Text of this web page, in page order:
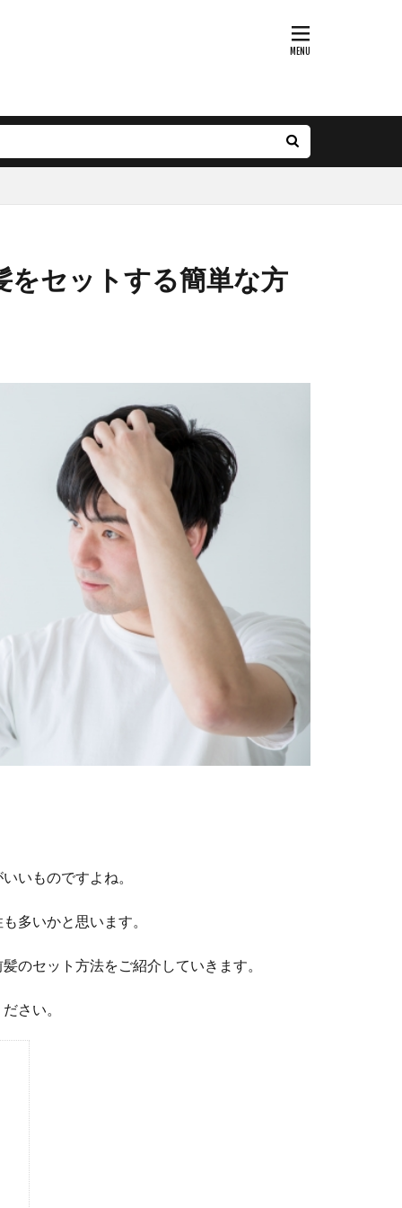
をセットする簡単な方
いものですよね。
多いかと思います。
のセット方法をご紹介していきます。
さい。